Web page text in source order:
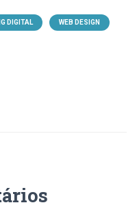
DIGITAL WEB DESIGN